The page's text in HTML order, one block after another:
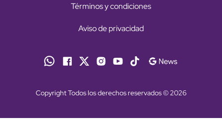
Términos y condiciones
Aviso de privacidad
Copyright Todos los derechos reservados © 2026